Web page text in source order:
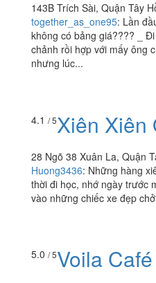
143B Trích Sài, Quận Tây
together_as_one95: Lần
không có bảng giá???? _
chảnh rồi hợp với mấy ông
nhưng lúc...
4.1 / 5Xiên Xiên
28 Ngõ 38 Xuân La, Quận
Huong3436: Những hàng
thời đi học, nhớ ngày trước
vào những chiếc xe đẹp
5.0 / 5Voila Café